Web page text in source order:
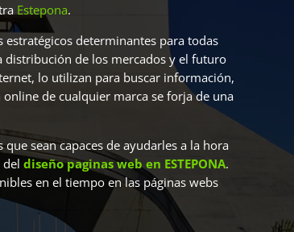
Estepona.
determinantes para todas
distribución de los mercados y el futuro
lo utilizan para buscar información,
de cualquier marca se forja de una
sean capaces de ayudarles a la hora
del diseño paginas web en ESTEPONA.
en el tiempo en las páginas webs